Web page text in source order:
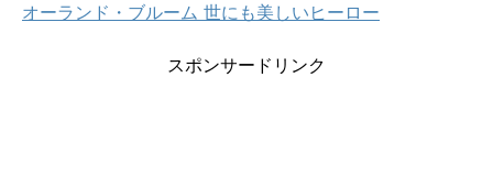
オーランド・ブルーム 世にも美しいヒーロー
スポンサードリンク